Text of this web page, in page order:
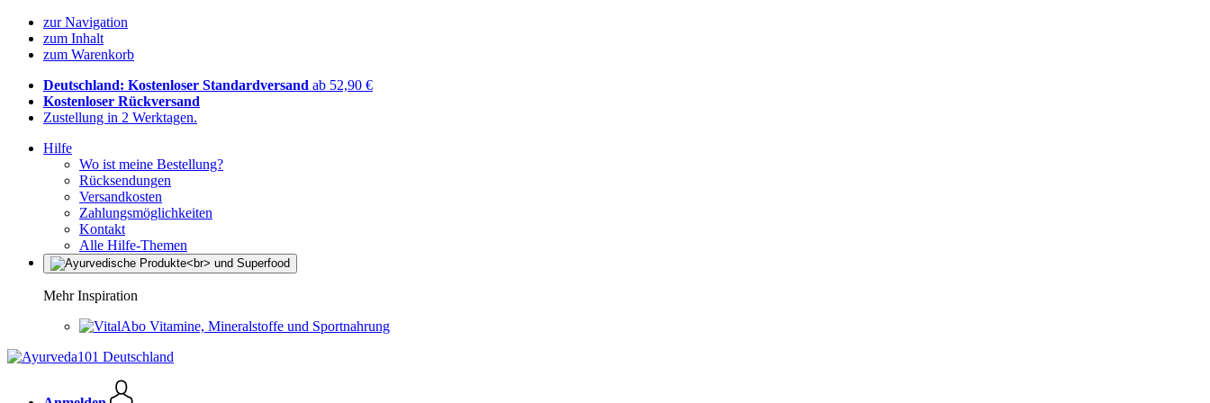
zur Navigation
zum Inhalt
zum Warenkorb
Deutschland: Kostenloser Standardversand ab 52,90 €
Kostenloser Rückversand
Zustellung in 2 Werktagen.
Hilfe
Wo ist meine Bestellung?
Rücksendungen
Versandkosten
Zahlungsmöglichkeiten
Kontakt
Alle Hilfe-Themen
Mehr Inspiration
Vitamine, Mineralstoffe und Sportnahrung